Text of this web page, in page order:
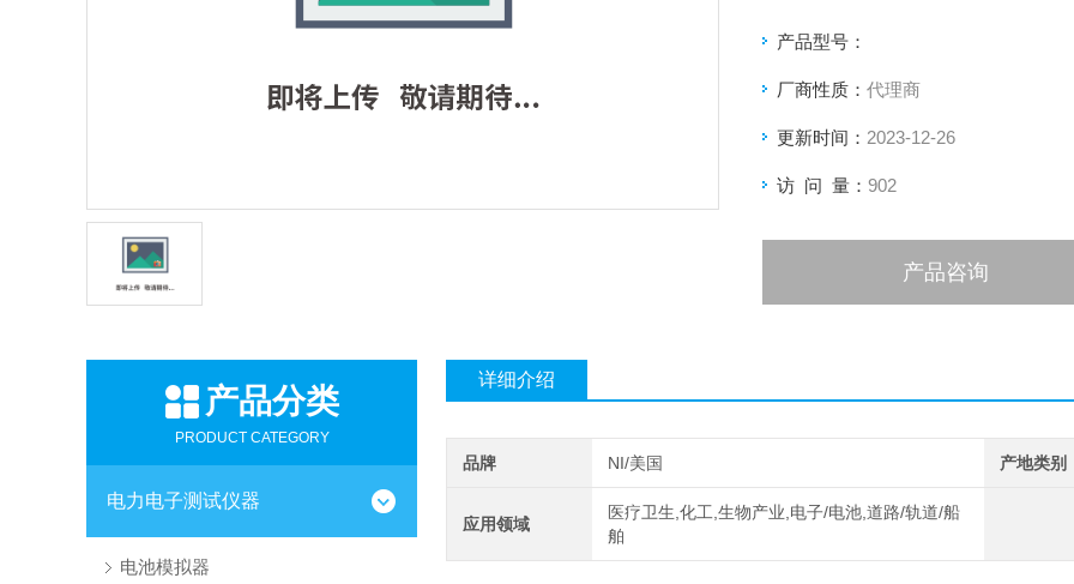
兼容10BaseT和100BaseTX
产品型号：
厂商性质： 代理商
更新时间： 2023-12-26
访 问 量： 902
产品咨询
产品分类
PRODUCT CATEGORY
电力电子测试仪器
电池模拟器
详细介绍
品牌 NI/美国 产地类别
应用领域
医疗卫生,化工,生物产业,电子/电池,道路/轨道/船
舶